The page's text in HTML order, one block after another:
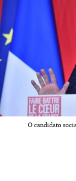
O candidato